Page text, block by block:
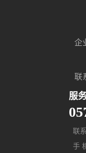
企
联
服
联
手